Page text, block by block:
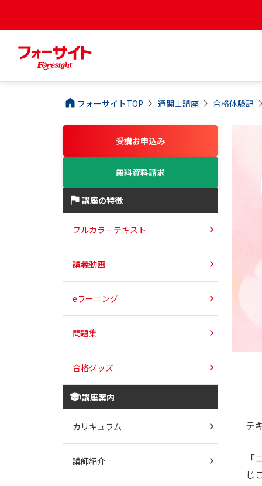
フォーサイトTOP 通関士講座 合格体験記
テ
じ
受講お申込み
無料資料請求
講座の特徴
フルカラーテキスト
講義動画
eラーニング
問題集
合格グッズ
講座案内
カリキュラム
講師紹介